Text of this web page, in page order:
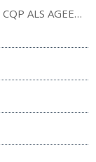
ALS AGEE…